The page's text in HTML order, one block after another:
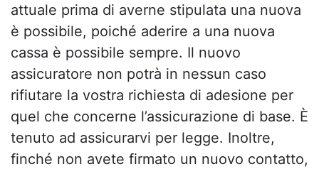
attuale prima di averne stipulata una nuova
è possibile, poiché aderire a una nuova
cassa è possibile sempre. Il nuovo
assicuratore non potrà in nessun caso
rifiutare la vostra richiesta di adesione per
quel che concerne l’assicurazione di base. È
tenuto ad assicurarvi per legge. Inoltre,
finché non avete firmato un nuovo contatto,